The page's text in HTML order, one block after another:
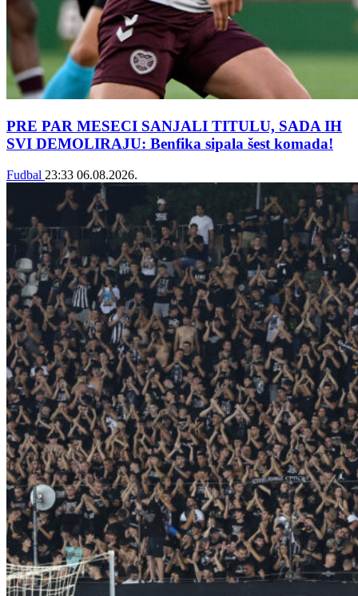
PRE PAR MESECI SANJALI TITULU, SADA IH
SVI DEMOLIRAJU: Benfika sipala šest komada!
Fudbal 23:33 06.08.2026.